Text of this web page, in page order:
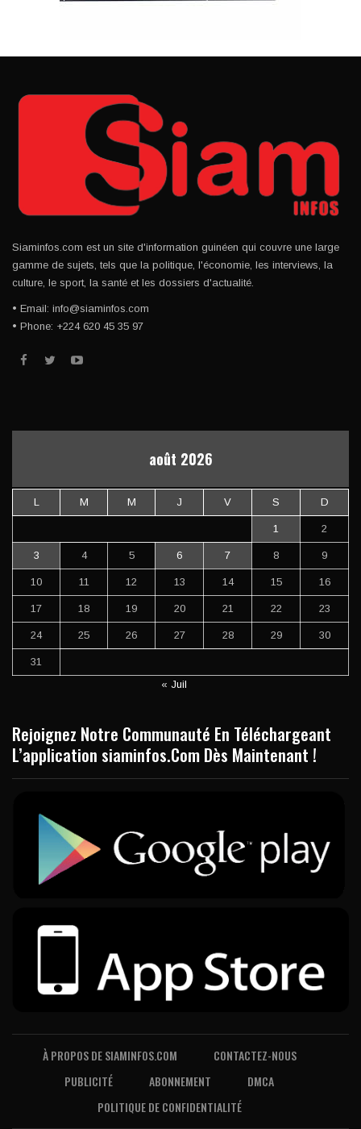
Siaminfos.com est un site d'information guinéen qui couvre une large
gamme de sujets, tels que la politique, l'économie, les interviews, la
culture, le sport, la santé et les dossiers d'actualité.
• Email: info@siaminfos.com
• Phone: +224 620 45 35 97
août 2026
L M M J V S D
1 2
3 4 5 6 7 8 9
10 11 12 13 14 15 16
17 18 19 20 21 22 23
24 25 26 27 28 29 30
31
« Juil
Rejoignez Notre Communauté En Téléchargeant
L’application siaminfos.Com Dès Maintenant !
À PROPOS DE SIAMINFOS.COM
CONTACTEZ-NOUS
PUBLICITÉ
ABONNEMENT
DMCA
POLITIQUE DE CONFIDENTIALITÉ